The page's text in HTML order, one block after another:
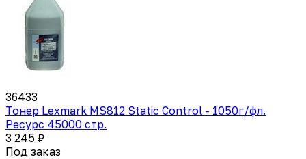
36433
Тонер Lexmark MS812 Static Control - 1050г/фл.
Ресурс 45000 стр.
3 245 ₽
Под заказ